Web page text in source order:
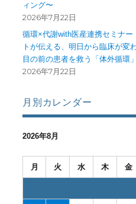
ィング〜
2026年7月22日
循環×代謝with医産連携セミナー
トが伝える、明日から臨床が変
目の前の患者を救う「体外循環
2026年7月22日
月別カレンダー
2026年8月
月 火 水 木 金